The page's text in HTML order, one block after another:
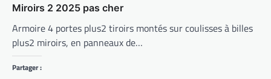
Miroirs 2 2025 pas cher
Armoire 4 portes plus2 tiroirs montés sur coulisses à billes
plus2 miroirs, en panneaux de…
Partager :